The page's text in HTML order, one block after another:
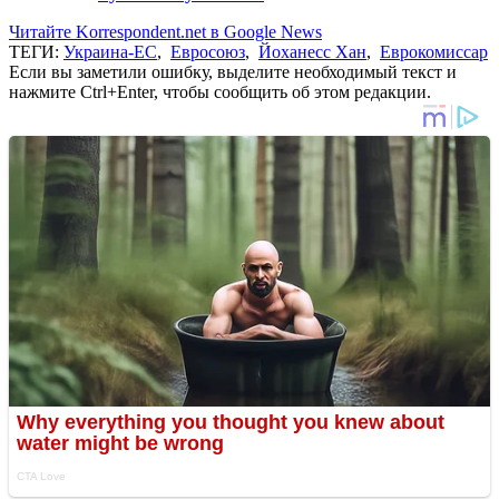
Читайте Korrespondent.net в Google News
ТЕГИ: Украина-ЕС, Евросоюз, Йоханесс Хан, Еврокомиссар
Если вы заметили ошибку, выделите необходимый текст и
нажмите Ctrl+Enter, чтобы сообщить об этом редакции.